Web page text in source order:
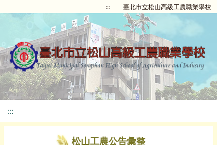
::: 臺北市立松山高級工農職業學校
:::
松山工農公告彙整